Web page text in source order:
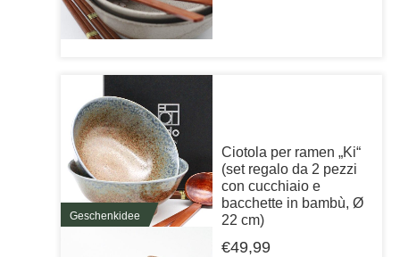
Geschenkidee
Ciotola per ramen „Ki“
(set regalo da 2 pezzi
con cucchiaio e
bacchette in bambù, Ø
22 cm)
€49,99